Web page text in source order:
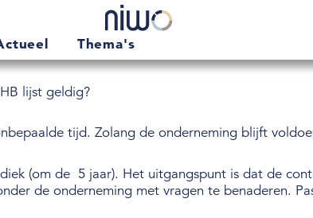
Thema's
lijst geldig?
tijd. Zolang de onderneming blijft
(om de 5 jaar). Het uitgangspunt is dat de
de onderneming met vragen te benaderen.